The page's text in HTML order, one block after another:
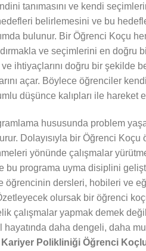
tanımasını ve kendi
belirlemesini ve bu
bulunur. Bir Öğrenci Koçu
ve seçimlerini en doğru
ihtiyaçlarını doğru bir şekilde
açar. Böylece öğrenciler
düşünce kalıpları ile hareket
hususunda problem
Dolayısıyla bir Öğrenci Koçu
yönünde çalışmalar
bu programa uyma disiplini
öğrencinin dersleri, hobileri ve
olursak bir öğrenci
çalışmalar yapmak demek
daha dengeli, daha
Polikliniği Öğrenci